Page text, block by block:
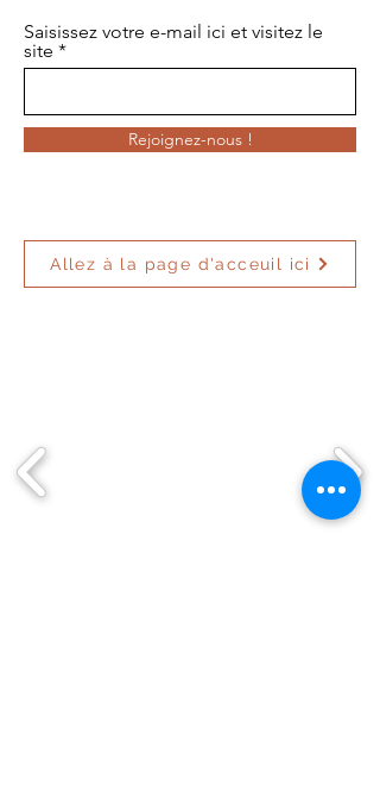
Saisissez votre e-mail ici et visitez le
site
Rejoignez-nous !
Allez à la page d'acceuil ici